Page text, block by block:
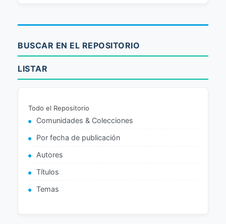
BUSCAR EN EL REPOSITORIO
LISTAR
Todo el Repositorio
Comunidades & Colecciones
Por fecha de publicación
Autores
Títulos
Temas